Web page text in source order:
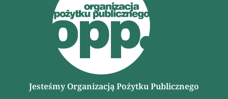
Jesteśmy Organizacją Pożytku Publicznego